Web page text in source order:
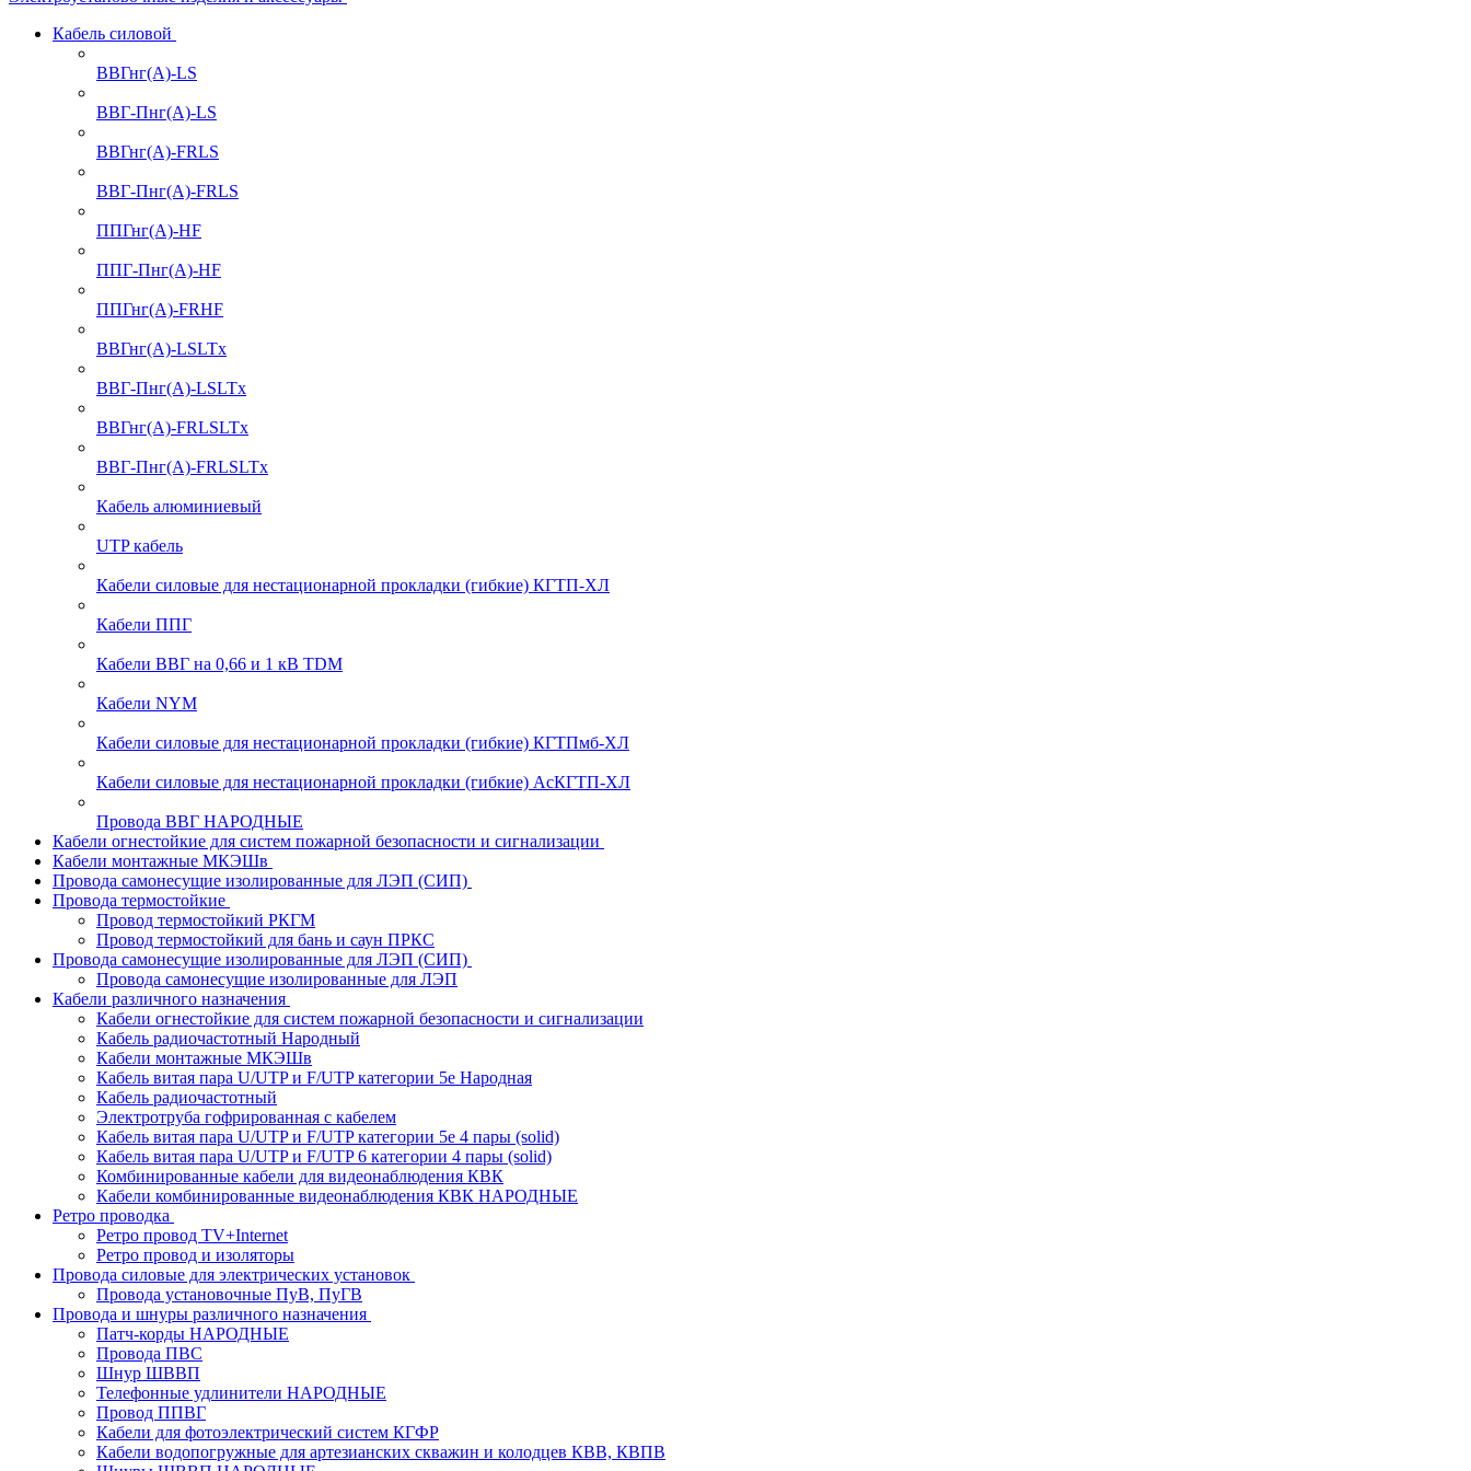
Кабель силовой
ВВГнг(А)-LS
ВВГ-Пнг(А)-LS
ВВГнг(А)-FRLS
ВВГ-Пнг(А)-FRLS
ППГнг(А)-HF
ППГ-Пнг(А)-HF
ППГнг(А)-FRHF
ВВГнг(А)-LSLTx
ВВГ-Пнг(А)-LSLTx
ВВГнг(А)-FRLSLTx
ВВГ-Пнг(А)-FRLSLTx
Кабель алюминиевый
UTP кабель
Кабели силовые для нестационарной прокладки (гибкие) КГТП-ХЛ
Кабели ППГ
Кабели ВВГ на 0,66 и 1 кВ TDM
Кабели NYM
Кабели силовые для нестационарной прокладки (гибкие) КГТПмб-ХЛ
Кабели силовые для нестационарной прокладки (гибкие) АсКГТП-ХЛ
Провода ВВГ НАРОДНЫЕ
Кабели огнестойкие для систем пожарной безопасности и сигнализации
Кабели монтажные МКЭШв
Провода самонесущие изолированные для ЛЭП (СИП)
Провода термостойкие
Провод термостойкий РКГМ
Провод термостойкий для бань и саун ПРКС
Провода самонесущие изолированные для ЛЭП (СИП)
Провода самонесущие изолированные для ЛЭП
Кабели различного назначения
Кабели огнестойкие для систем пожарной безопасности и сигнализации
Кабель радиочастотный Народный
Кабели монтажные МКЭШв
Кабель витая пара U/UTP и F/UTP категории 5е Народная
Кабель радиочастотный
Электротруба гофрированная с кабелем
Кабель витая пара U/UTP и F/UTP категории 5e 4 пары (solid)
Кабель витая пара U/UTP и F/UTP 6 категории 4 пары (solid)
Комбинированные кабели для видеонаблюдения КВК
Кабели комбинированные видеонаблюдения КВК НАРОДНЫЕ
Ретро проводка
Ретро провод TV+Internet
Ретро провод и изоляторы
Провода силовые для электрических установок
Провода установочные ПуВ, ПуГВ
Провода и шнуры различного назначения
Патч-корды НАРОДНЫЕ
Провода ПВС
Шнур ШВВП
Телефонные удлинители НАРОДНЫЕ
Провод ППВГ
Кабели для фотоэлектрический систем КГФР
Кабели водопогружные для артезианских скважин и колодцев КВВ, КВПВ